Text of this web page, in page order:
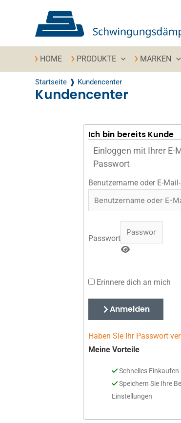
HOME PRODUKTE MARKEN
Startseite Kundencenter
Kundencenter
Ich bin bereits Kunde
Einloggen mit Ihrer E-
Passwort
Benutzername oder E-
Passwort
Erinnere dich an mich
Anmelden
Haben Sie Ihr Passwort
Meine Vorteile
Schnelles Einkaufen
Speichern Sie Ihre
Einstellungen